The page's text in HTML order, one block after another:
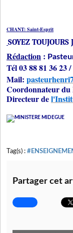
CHANT: Saint-Esprit
SOYEZ
Rédaction :
Tél 03 88 81 36 23
Mail:
Coordonnateur
Directeur de
Tag(s) :
Partager cet